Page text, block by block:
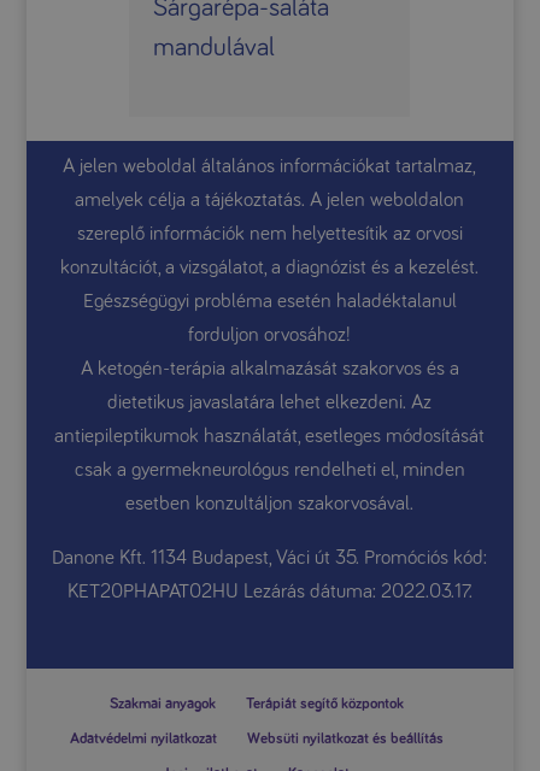
Sárgarépa-saláta
mandulával
A jelen weboldal általános információkat tartalmaz,
amelyek célja a tájékoztatás. A jelen weboldalon
szereplő információk nem helyettesítik az orvosi
konzultációt, a vizsgálatot, a diagnózist és a kezelést.
Egészségügyi probléma esetén haladéktalanul
forduljon orvosához!
A ketogén-terápia alkalmazását szakorvos és a
dietetikus javaslatára lehet elkezdeni. Az
antiepileptikumok használatát, esetleges módosítását
csak a gyermekneurológus rendelheti el, minden
esetben konzultáljon szakorvosával.
Danone Kft. 1134 Budapest, Váci út 35. Promóciós kód:
KET20PHAPAT02HU Lezárás dátuma: 2022.03.17.
Szakmai anyagok Terápiát segítő központok
Adatvédelmi nyilatkozat Websüti nyilatkozat és beállítás